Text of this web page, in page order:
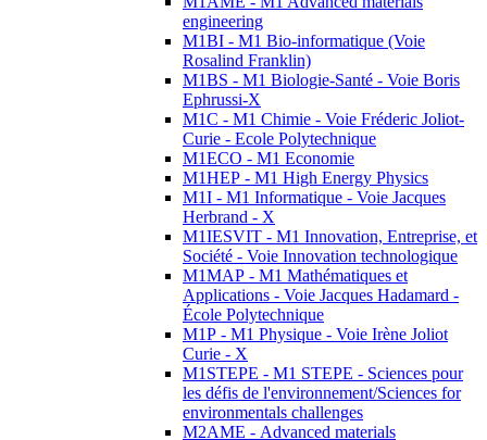
engineering
M1BI - M1 Bio-informatique (Voie
Rosalind Franklin)
M1BS - M1 Biologie-Santé - Voie Boris
Ephrussi-X
M1C - M1 Chimie - Voie Fréderic Joliot-
Curie - Ecole Polytechnique
M1ECO - M1 Economie
M1HEP - M1 High Energy Physics
M1I - M1 Informatique - Voie Jacques
Herbrand - X
M1IESVIT - M1 Innovation, Entreprise, et
Société - Voie Innovation technologique
M1MAP - M1 Mathématiques et
Applications - Voie Jacques Hadamard -
École Polytechnique
M1P - M1 Physique - Voie Irène Joliot
Curie - X
M1STEPE - M1 STEPE - Sciences pour
les défis de l'environnement/Sciences for
environmentals challenges
M2AME - Advanced materials